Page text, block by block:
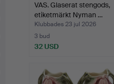
VAS. Glaserat stengods,
etiketmärkt Nyman …
Klubbades 23 jul 2026
3 bud
32 USD